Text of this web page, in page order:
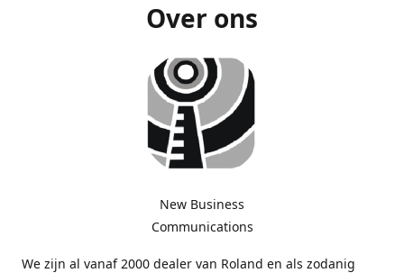
Over ons
New Business
Communications
We zijn al vanaf 2000 dealer van Roland en als zodanig